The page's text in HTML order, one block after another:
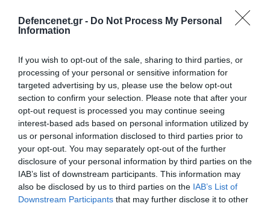
Defencenet.gr - Do Not Process My Personal
Information
If you wish to opt-out of the sale, sharing to third parties, or
processing of your personal or sensitive information for
targeted advertising by us, please use the below opt-out
section to confirm your selection. Please note that after your
opt-out request is processed you may continue seeing
interest-based ads based on personal information utilized by
us or personal information disclosed to third parties prior to
your opt-out. You may separately opt-out of the further
disclosure of your personal information by third parties on the
IAB’s list of downstream participants. This information may
also be disclosed by us to third parties on the IAB’s List of
Downstream Participants that may further disclose it to other
07.08.2026 | 19:02
αντεπίθεση στο Κολομίγτσι: Δείτε το πριν & το
μετά της προσπάθειάς τους (βίντεο)